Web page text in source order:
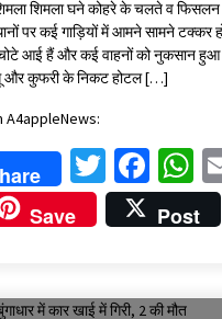
शिमला घने कोहरे के चलते व
पर कई गाड़ियों में आमने सामने टक्कर
आई हैं और कई वाहनों को नुकसान हुआ
और कुफरी के निकट होटल […]
A4appleNews:
Twitter
Save Post